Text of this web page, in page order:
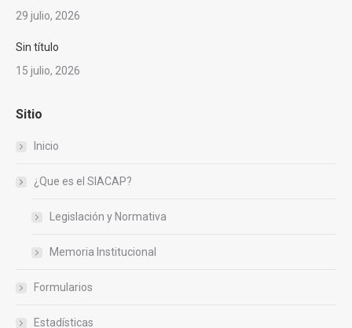
29 julio, 2026
Sin título
15 julio, 2026
Sitio
Inicio
¿Que es el SIACAP?
Legislación y Normativa
Memoria Institucional
Formularios
Estadísticas